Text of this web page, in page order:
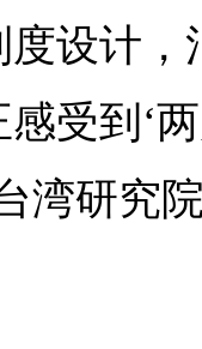
设计
受到‘
湾研究